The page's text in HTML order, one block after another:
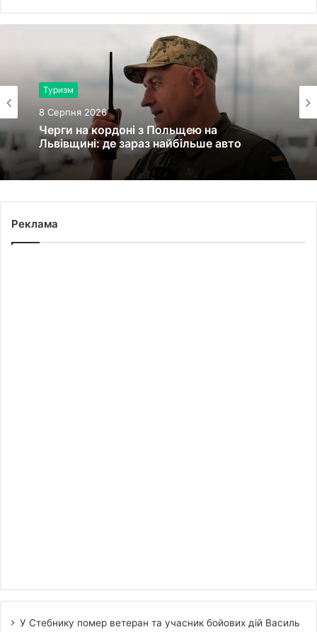
Туризм
8 Серпня 2026
Черги на кордоні з Польщею на
Львівщині: де зараз найбільше авто
Реклама
У Стебнику помер ветеран та учасник бойових дій Василь